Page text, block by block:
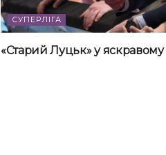
СУПЕРЛІГА
«Старий Луцьк» у яскравому